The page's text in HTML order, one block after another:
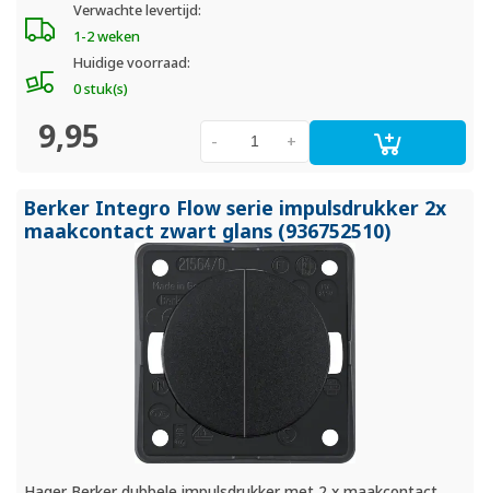
Verwachte levertijd:
1-2 weken
Huidige voorraad:
0 stuk(s)
9,95 +
-
Berker Integro Flow serie impulsdrukker 2x
maakcontact zwart glans (936752510)